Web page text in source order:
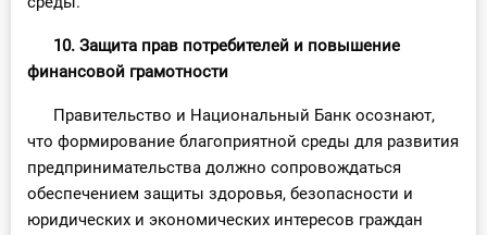
10. Защита прав потребителей и повышение
финансовой грамотности
Правительство и Национальный Банк осознают,
что формирование благоприятной среды для развития
предпринимательства должно сопровождаться
обеспечением защиты здоровья, безопасности и
юридических и экономических интересов граждан